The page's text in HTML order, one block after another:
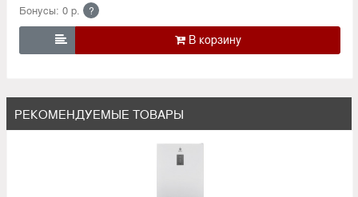
Бонусы: 0 р. ?

РЕКОМЕНДУЕМЫЕ ТОВАРЫ